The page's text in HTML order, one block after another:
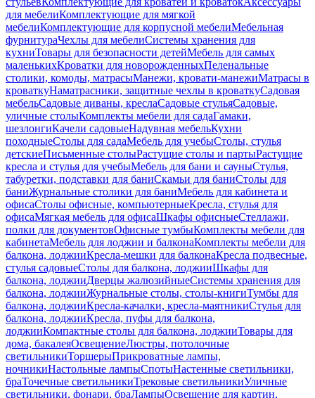
для мебелиКомплектующие для мягкой
мебелиКомплектующие для корпусной мебелиМебельная
фурнитураЧехлы для мебелиСистемы хранения для
кухниТовары для безопасности детейМебель для самых
маленькихКроватки для новорожденныхПеленальные
столики, комоды, матрасыМанежи, кровати-манежиМатрасы в
кроваткуНаматрасники, защитные чехлы в кроваткуСадовая
мебельСадовые диваны, креслаСадовые стульяСадовые,
уличные столыКомплекты мебели для садаГамаки,
шезлонгиКачели садовыеНадувная мебельКухни
походныеСтолы для садаМебель для учебыСтолы, стулья
детскиеПисьменные столыРастущие столы и партыРастущие
кресла и стулья для учебыМебель для бани и сауныСтулья,
табуретки, подставки для баниСкамьи для баниСтолы для
баниЖурнальные столики для баниМебель для кабинета и
офисаСтолы офисные, компьютерныеКресла, стулья для
офисаМягкая мебель для офисаШкафы офисныеСтеллажи,
полки для документовОфисные тумбыКомплекты мебели для
кабинетаМебель для лоджии и балконаКомплекты мебели для
балкона, лоджииКресла-мешки для балконаКресла подвесные,
стулья садовыеСтолы для балкона, лоджииШкафы для
балкона, лоджииДверцы жалюзийныеСистемы хранения для
балкона, лоджииЖурнальные столы, столы-книгиТумбы для
балкона, лоджииКресла-качалки, кресла-маятникиСтулья для
балкона, лоджииКресла, пуфы для балкона,
лоджииКомпактные столы для балкона, лоджииТовары для
дома, бакалеяОсвещениеЛюстры, потолочные
светильникиТоршерыПрикроватные лампы,
ночникиНастольные лампыСпотыНастенные светильники,
браТочечные светильникиТрековые светильникиУличные
светильники, фонари, браЛампыОсвещение для картин,